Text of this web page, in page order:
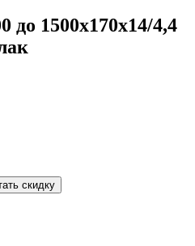
до 1500х170х14/4,4
скидку